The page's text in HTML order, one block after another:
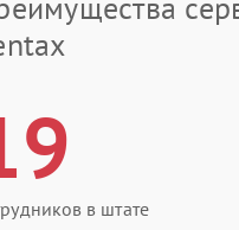
в штате